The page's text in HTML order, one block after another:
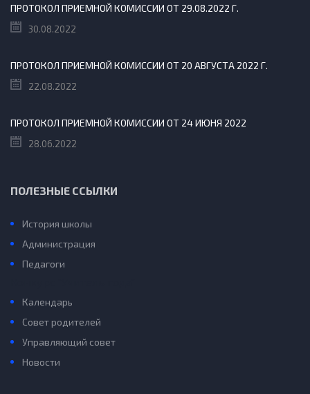
ПРОТОКОЛ ПРИЕМНОЙ КОМИССИИ ОТ 29.08.2022 Г.
30.08.2022
ПРОТОКОЛ ПРИЕМНОЙ КОМИССИИ ОТ 20 АВГУСТА 2022 Г.
22.08.2022
ПРОТОКОЛ ПРИЕМНОЙ КОМИССИИ ОТ 24 ИЮНЯ 2022
28.06.2022
ПОЛЕЗНЫЕ ССЫЛКИ
История школы
Администрация
Педагоги
Календарь
Совет родителей
Управляющий совет
Новости